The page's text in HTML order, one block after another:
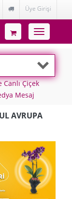
Üye Girişi
Toggle
navigation
Canlı Çiçek
Mesaj
AVRUPA